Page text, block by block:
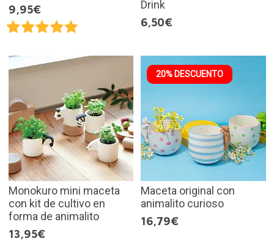
9,95€
Drink
6,50€
Monokuro mini maceta
con kit de cultivo en
forma de animalito
13,95€
20% DESCUENTO
Maceta original con
animalito curioso
16,79€